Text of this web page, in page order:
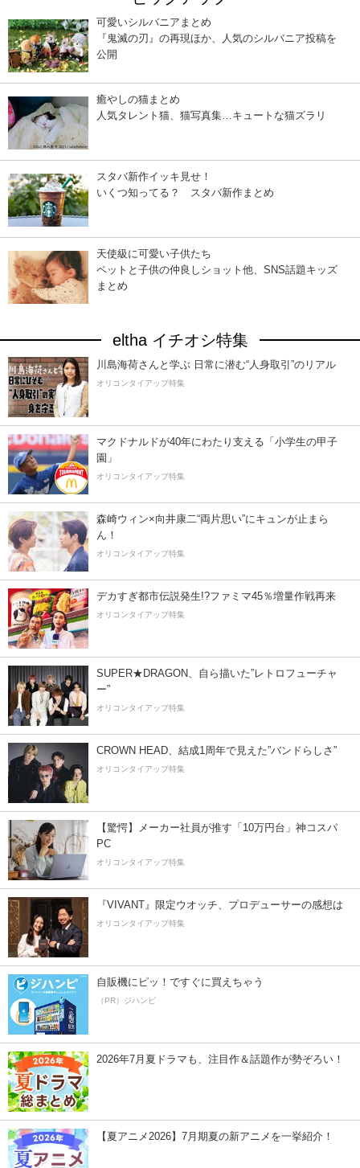
可愛いシルバニアまとめ
『鬼滅の刃』の再現ほか、人気のシルバニア投稿を
公開
癒やしの猫まとめ
人気タレント猫、猫写真集…キュートな猫ズラリ
スタバ新作イッキ見せ！
いくつ知ってる？ スタバ新作まとめ
天使級に可愛い子供たち
ペットと子供の仲良しショット他、SNS話題キッズ
まとめ
eltha イチオシ特集
川島海荷さんと学ぶ 日常に潜む“人身取引”のリアル
オリコンタイアップ特集
マクドナルドが40年にわたり支える「小学生の甲子
園」
オリコンタイアップ特集
森崎ウィン×向井康二“両片思い”にキュンが止まら
ん！
オリコンタイアップ特集
デカすぎ都市伝説発生!?ファミマ45％増量作戦再来
オリコンタイアップ特集
SUPER★DRAGON、自ら描いた”レトロフューチャ
ー”
オリコンタイアップ特集
CROWN HEAD、結成1周年で見えた”バンドらしさ”
オリコンタイアップ特集
【驚愕】メーカー社員が推す「10万円台」神コスパ
PC
オリコンタイアップ特集
『VIVANT』限定ウオッチ、プロデューサーの感想は
オリコンタイアップ特集
自販機にピッ！ですぐに買えちゃう
（PR）ジハンピ
2026年7月夏ドラマも、注目作＆話題作が勢ぞろい！
【夏アニメ2026】7月期夏の新アニメを一挙紹介！